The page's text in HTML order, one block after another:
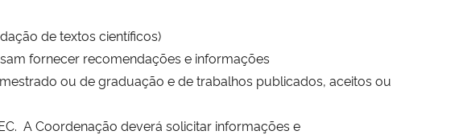
de textos científicos)
fornecer recomendações e informações
ou de graduação e de trabalhos publicados, aceitos ou
A Coordenação deverá solicitar informações e